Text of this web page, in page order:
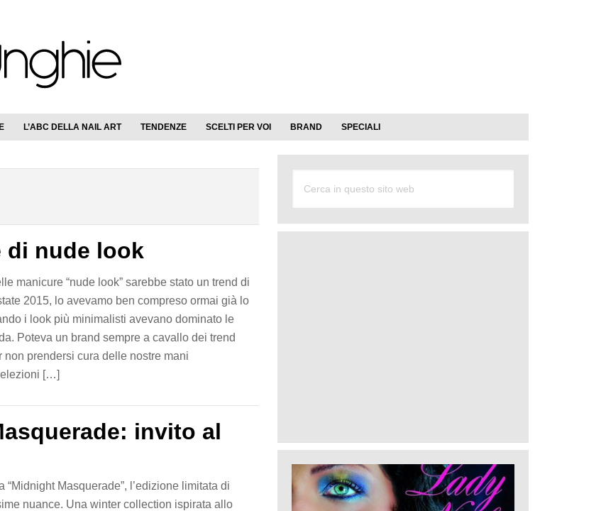
L’ABC DELLA NAIL ART TENDENZE SCELTI PER VOI BRAND SPECIALI
di nude look
manicure “nude look” sarebbe stato un trend di
2015, lo avevamo ben compreso ormai già lo
i look più minimalisti avevano dominato le
Poteva un brand sempre a cavallo dei trend
non prendersi cura delle nostre mani
[…]
invito al
“Midnight Masquerade”, l’edizione limitata di
nuance. Una winter collection ispirata allo